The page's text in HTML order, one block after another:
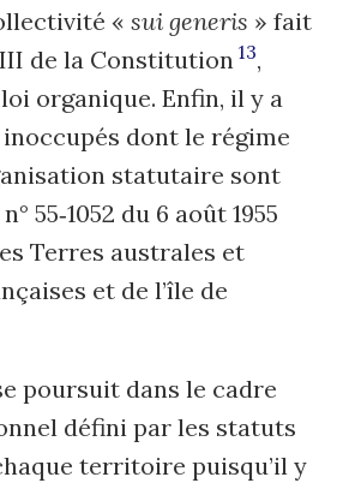
« sui generis » fait
de la Constitution 13,
organique. Enfin, il y a
dont le régime
statutaire sont
55‑1052 du 6 août 1955
Terres australes et
et de l’île de
poursuit dans le cadre
défini par les statuts
territoire puisqu’il y